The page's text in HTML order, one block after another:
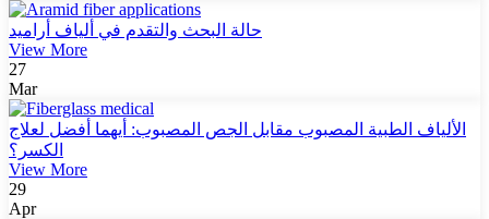
حالة البحث والتقدم في ألياف أراميد
View More
27
Mar
الألياف الطبية المصبوب مقابل الجص المصبوب: أيهما أفضل لعلاج
الكسر؟
View More
29
Apr